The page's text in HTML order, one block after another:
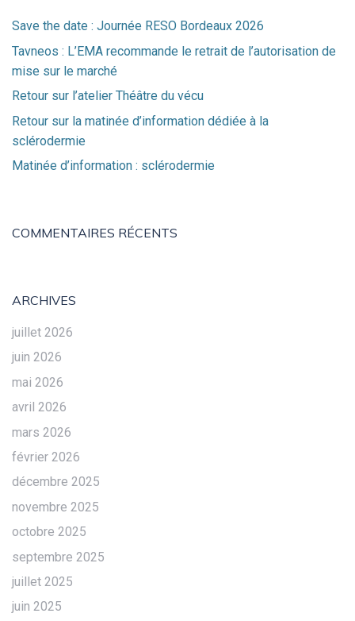
Save the date : Journée RESO Bordeaux 2026
Tavneos : L’EMA recommande le retrait de l’autorisation de
mise sur le marché
Retour sur l’atelier Théâtre du vécu
Retour sur la matinée d’information dédiée à la
sclérodermie
Matinée d’information : sclérodermie
COMMENTAIRES RÉCENTS
ARCHIVES
juillet 2026
juin 2026
mai 2026
avril 2026
mars 2026
février 2026
décembre 2025
novembre 2025
octobre 2025
septembre 2025
juillet 2025
juin 2025